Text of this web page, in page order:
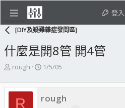
登入
[DIY及疑難雜症發問區]
什麼是開8管 開4管
主
發
起
rough
開
日
期
1/5/05
R rough